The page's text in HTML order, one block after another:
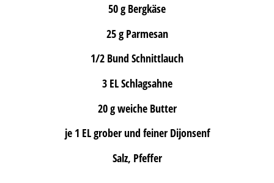
50 g Bergkäse
25 g Parmesan
1/2 Bund Schnittlauch
3 EL Schlagsahne
20 g weiche Butter
je 1 EL grober und feiner Dijonsenf
Salz, Pfeffer